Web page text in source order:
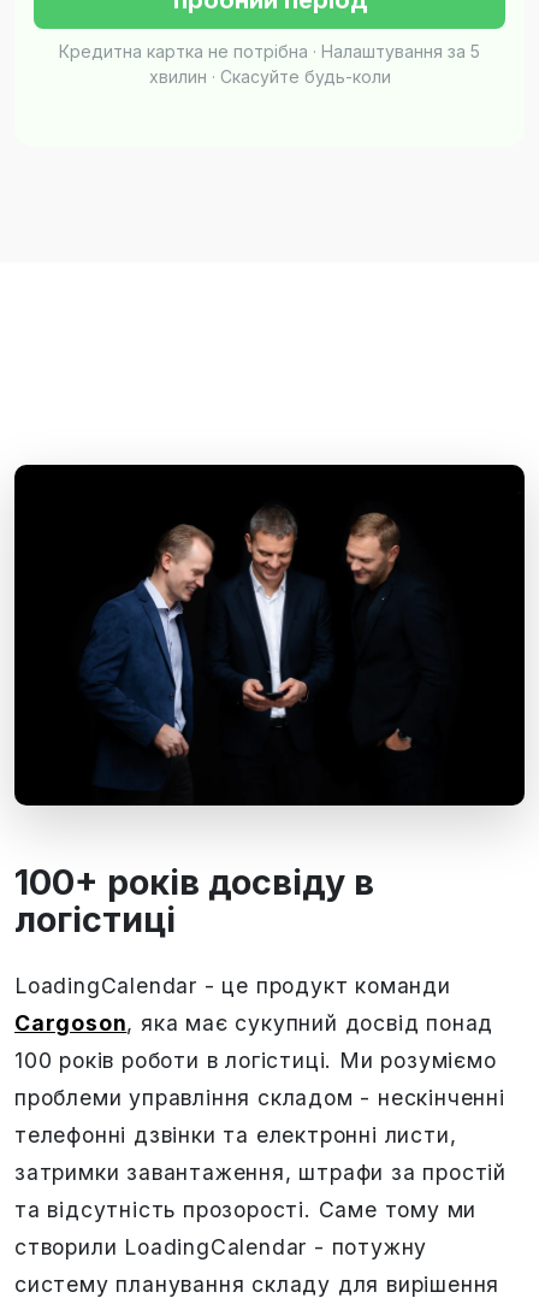
Кредитна картка не потрібна · Налаштування за 5
хвилин · Скасуйте будь-коли
100+ років досвіду в
логістиці
LoadingCalendar - це продукт команди
Cargoson, яка має сукупний досвід понад
100 років роботи в логістиці. Ми розуміємо
проблеми управління складом - нескінченні
телефонні дзвінки та електронні листи,
затримки завантаження, штрафи за простій
та відсутність прозорості. Саме тому ми
створили LoadingCalendar - потужну
систему планування складу для вирішення